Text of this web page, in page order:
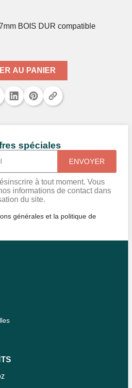
BOIS DUR compatible
AU PANIER
spéciales
à tout moment. Vous
informations de contact dans
du site.
générales et la politique de
ENVOYER